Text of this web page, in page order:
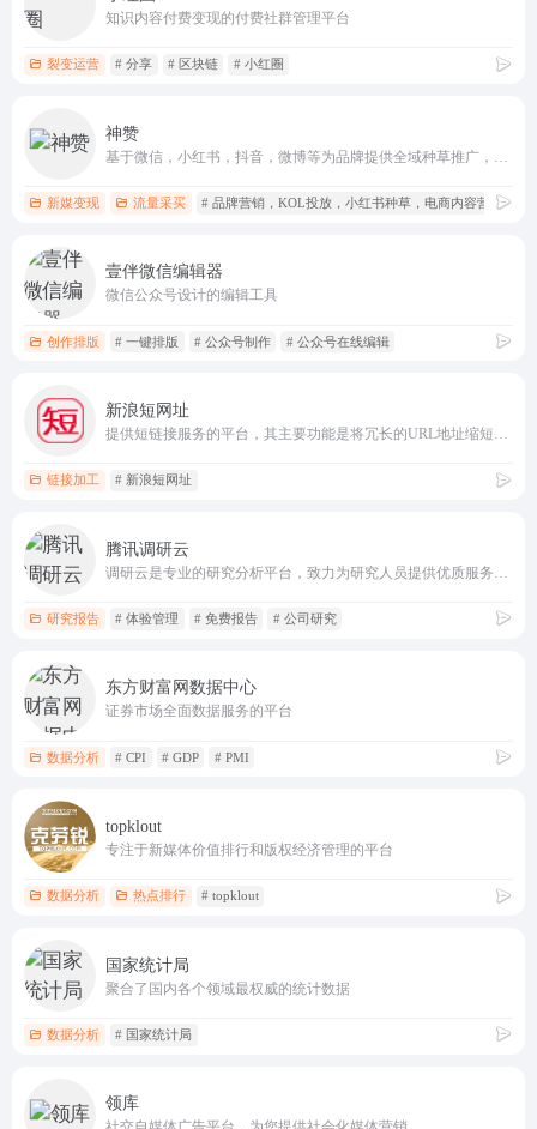
知识内容付费变现的付费社群管理平台
裂变运营 # 分享 # 区块链 # 小红圈
神赞
新媒变现 流量采买 # 品牌营销，KOL投放，小红书种草，电商内容营销，
壹伴微信编辑器
微信公众号设计的编辑工具
创作排版 # 一键排版 # 公众号制作 # 公众号在线编辑
新浪短网址
提供短链接服务的平台，其主要功能是将冗长的URL地址缩短为8个字符以内的短网址
链接加工 # 新浪短网址
腾讯调研云
研究报告 # 体验管理 # 免费报告 # 公司研究
东方财富网数据中心
证券市场全面数据服务的平台
数据分析 # CPI # GDP # PMI
topklout
专注于新媒体价值排行和版权经济管理的平台
数据分析 热点排行 # topklout
国家统计局
聚合了国内各个领域最权威的统计数据
数据分析 # 国家统计局
领库